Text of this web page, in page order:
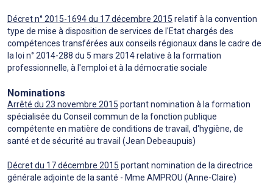
Décret n° 2015-1694 du 17 décembre 2015 relatif à la convention
type de mise à disposition de services de l'Etat chargés des
compétences transférées aux conseils régionaux dans le cadre de
la loi n° 2014-288 du 5 mars 2014 relative à la formation
professionnelle, à l'emploi et à la démocratie sociale
Nominations
Arrêté du 23 novembre 2015 portant nomination à la formation
spécialisée du Conseil commun de la fonction publique
compétente en matière de conditions de travail, d'hygiène, de
santé et de sécurité au travail (Jean Debeaupuis)
Décret du 17 décembre 2015 portant nomination de la directrice
générale adjointe de la santé - Mme AMPROU (Anne-Claire)